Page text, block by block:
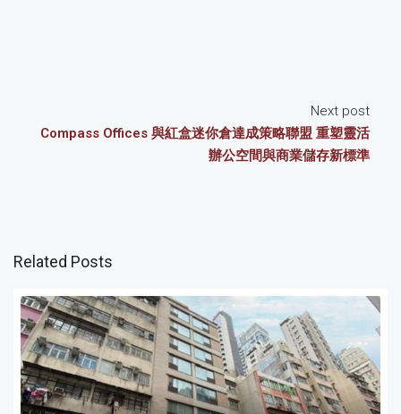
Next post
Compass Offices 與紅盒迷你倉達成策略聯盟 重塑靈活
辦公空間與商業儲存新標準
Related Posts